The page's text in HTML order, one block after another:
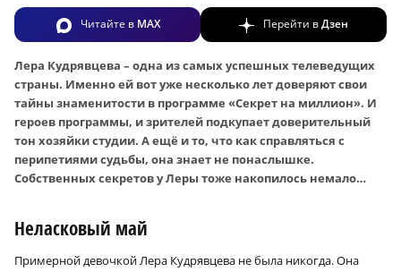
Читайте в MAX Перейти вДзен
Лера Кудрявцева – одна из самых успешных телеведущих
страны. Именно ей вот уже несколько лет доверяют свои
тайны знаменитости в программе «Секрет на миллион». И
героев программы, и зрителей подкупает доверительный
тон хозяйки студии. А ещё и то, что как справляться с
перипетиями судьбы, она знает не понаслышке.
Собственных секретов у Леры тоже накопилось немало…
Неласковый май
Примерной девочкой Лера Кудрявцева не была никогда. Она